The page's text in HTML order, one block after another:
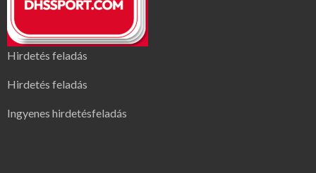
Hirdetés feladás
Hirdetés feladás
Ingyenes hirdetésfeladás